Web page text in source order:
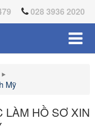
028 3936 2020
Mỹ
LÀM HỒ SƠ XIN